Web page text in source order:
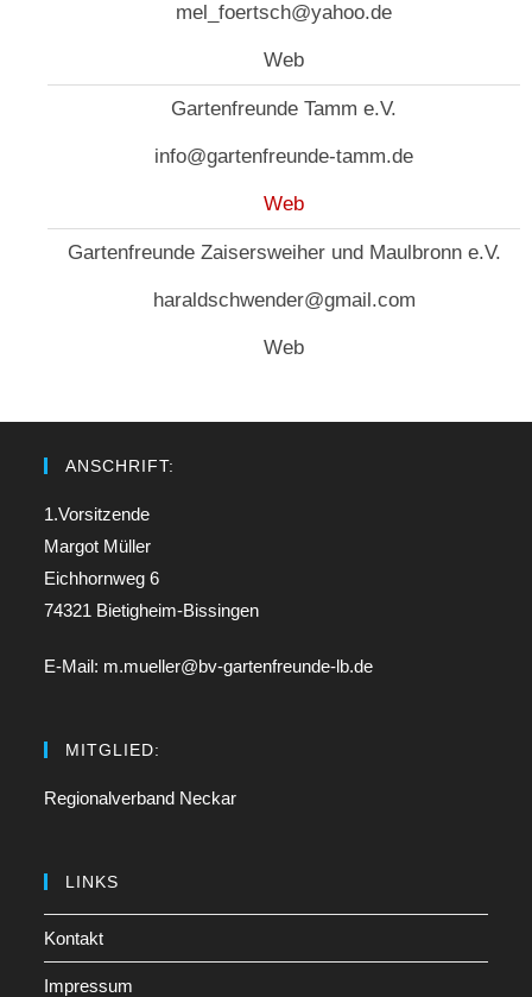
mel_foertsch@yahoo.de
Web
Gartenfreunde Tamm e.V.
info@gartenfreunde-tamm.de
Web
Gartenfreunde Zaisersweiher und Maulbronn e.V.
haraldschwender@gmail.com
Web
ANSCHRIFT:
1.Vorsitzende
Margot Müller
Eichhornweg 6
74321 Bietigheim-Bissingen
E-Mail: m.mueller@bv-gartenfreunde-lb.de
MITGLIED:
Regionalverband Neckar
LINKS
Kontakt
Impressum